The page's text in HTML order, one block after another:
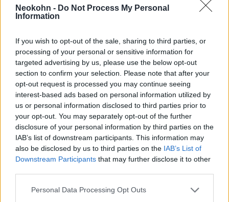
Neokohn - Do Not Process My Personal
Information
If you wish to opt-out of the sale, sharing to third parties, or
processing of your personal or sensitive information for
targeted advertising by us, please use the below opt-out
section to confirm your selection. Please note that after your
opt-out request is processed you may continue seeing
interest-based ads based on personal information utilized by
us or personal information disclosed to third parties prior to
your opt-out. You may separately opt-out of the further
disclosure of your personal information by third parties on the
IAB’s list of downstream participants. This information may
also be disclosed by us to third parties on the IAB’s List of
Downstream Participants that may further disclose it to other
Please note that this website/app uses one or more Google
Personal Data Processing Opt Outs
Greta és a Hamász támogatói
pontosan lássák, ki is az a
terrorista szervezet, amelyet
támogatni jöttek,
és kinek dolgoznak, milyen atrocitásokat
követtek el nők, idősek és gyermekek ellen,
és kivel harcol Izrael, hogy megvédje magát”
– mondta.